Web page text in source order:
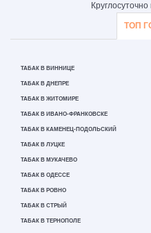
ТОП
ТАБАК В ВИННИЦЕ
ТАБАК В ДНЕПРЕ
ТАБАК В ЖИТОМИРЕ
ТАБАК В ИВАНО-ФРАНКОВСКЕ
ТАБАК В КАМЕНЕЦ-ПОДОЛЬСКИЙ
ТАБАК В ЛУЦКЕ
ТАБАК В МУКАЧЕВО
ТАБАК В ОДЕССЕ
ТАБАК В РОВНО
ТАБАК В СТРЫЙ
ТАБАК В ТЕРНОПОЛЕ